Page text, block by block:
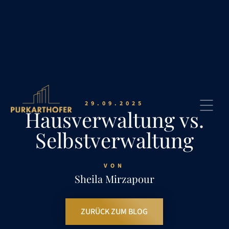
29.09.2025
Hausverwaltung vs.
Selbstverwaltung
VON
Sheila Mirzapour
ZURÜCK ZUM BLOG